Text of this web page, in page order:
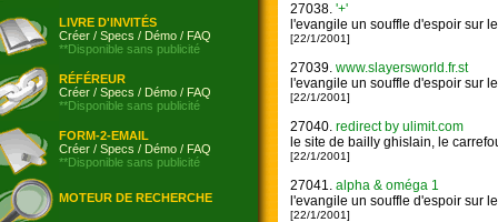
LIVRE D'INVITÉS
Créer / Specs / Démo / FAQ
**Disponible sans publicité
RÉFÉREUR
Créer / Specs / Démo / FAQ
**Disponible sans publicité
FORM-2-EMAIL
Créer / Specs / Démo / FAQ
**Disponible sans publicité
MOTEUR DE RECHERCHE
27038. '+'
l'evangile un souffle d'espoir sur
[22/1/2001]
27039. www.slayersworld.fr.st
l'evangile un souffle d'espoir sur
[22/1/2001]
27040. redirect by ulimit.com
le site de bailly ghislain, le
[22/1/2001]
27041. alpha & oméga 1
l'evangile un souffle d'espoir sur
[22/1/2001]